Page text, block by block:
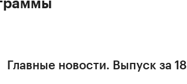
Главные новости. Выпуск за